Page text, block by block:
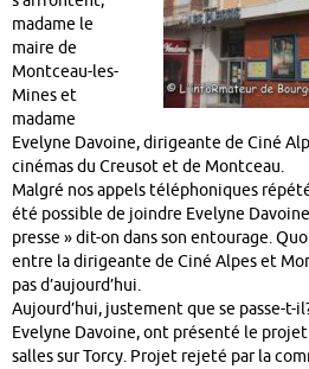
madame le
maire de
Montceau-les-
Mines et
madame
Evelyne Davoine, dirigeante de Ciné
cinémas du Creusot et de Montceau.
Malgré nos appels téléphoniques
été possible de joindre Evelyne
presse » dit-on dans son entourage.
entre la dirigeante de Ciné Alpes et
pas d’aujourd’hui.
Aujourd’hui, justement que se passe-t-
Evelyne Davoine, ont présenté le
salles sur Torcy. Projet rejeté par la